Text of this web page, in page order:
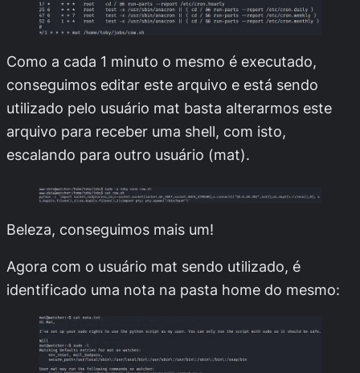
Como a cada 1 minuto o mesmo é executado,
conseguimos editar este arquivo e está sendo
utilizado pelo usuário mat basta alterarmos este
arquivo para receber uma shell, com isto,
escalando para outro usuário (mat).
Beleza, conseguimos mais um!
Agora com o usuário mat sendo utilizado, é
identificado uma nota na pasta home do mesmo: